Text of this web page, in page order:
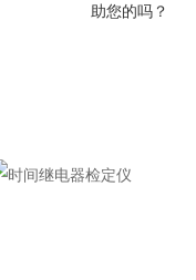
助您的吗？